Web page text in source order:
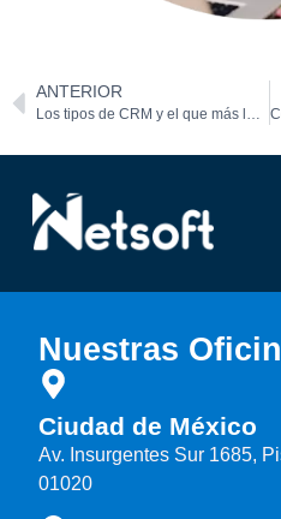
ANTERIOR
Los tipos de CRM y el que más le conviene a tu empresa
Nuestras
Ciudad de México
Av. Insurgentes Sur 1685,
01020